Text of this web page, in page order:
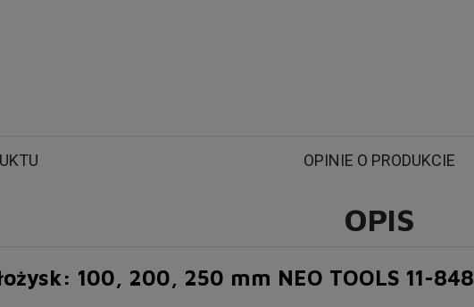
OPINIE O PRODUKCIE
OPIS
100, 200, 250 mm NEO TOOLS 11-848